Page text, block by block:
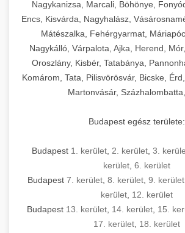
Ipari sütők és gőzpárolók
chef-
berendezések
használatot, miközben megfelel
higiéniai előírásnak.
Ipari hűtőberendezések
választéka - chef-
kereskedelmi hűtőegység és
hőmérsékletet és
rendszerekkel, valamint
technológiával rendelkeznek. A
acél konstrukció és a könnyen
karbantartási pontok biztosítják
élettartamot és az egyszerű
Ipari mosogatógépek teljes
kereskedelmi mosogatógép és
tisztíthatók, szétszerelhetők és
megfelelnek az összes
előírásnak. Különböző
állnak rendelkezésre asztali és
kivitelben, az egyedi
feldolgozandó mennyiségek
Biztonságos kezelést biztosító
számára.
Sajtreszelő gépek szakmai
chef-
kereskedelmi sajtreszelő és
berendezést magában foglal,
egy modern, hatékonyan
kereskedelmi konyha komplett
és működtetéséhez. Az
főzőberendezésektől
grillsütők, frittőzök) kezdve a
feldolgozógépeken (szeletelők,
kiegészítő eszközökig mindent
megtalál. Szakértő tanácsadóink
megfelelő berendezések
konyha optimális
megtervezésében, valamint a
üzembe helyezés koordinálásában.
Nagykanizsa, Marcali, Böhönye,
Encs, Kisvárda, Nagyhalász,
Mátészalka, Fehérgyarmat,
Nagykálló, Várpalota, Ajka, Herend,
Oroszlány, Kisbér, Tatabánya,
Komárom, Tata, Pilisvörösvár, Bicske,
Martonvásár,
Budapest egész területe:
Budapest 1. kerület 2. kerület 3.
kerület 6. kerület
Budapest 7. kerület, 8. kerület, 9. kerület,
kerület 12. kerület
Budapest 13. kerület 14. kerület 15.
17. kerület 18. kerület